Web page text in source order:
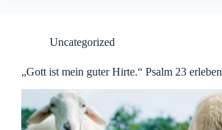
Uncategorized
„Gott ist mein guter Hirte.“ Psalm 23 erleben